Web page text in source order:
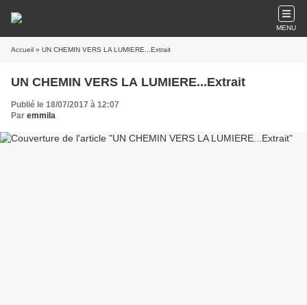
MENU
Accueil » UN CHEMIN VERS LA LUMIERE...Extrait
UN CHEMIN VERS LA LUMIERE...Extrait
Publié le 18/07/2017 à 12:07
Par emmila